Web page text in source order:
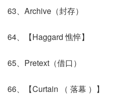
63、Archive（封存）
64、【Haggard 憔悴】
65、Pretext（借口）
66、【Curtain （ 落幕 ）】